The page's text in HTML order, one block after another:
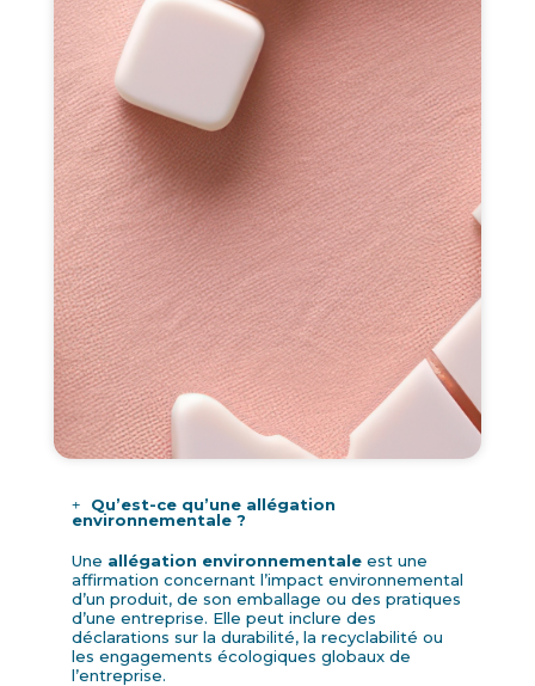
Qu’est-ce qu’une allégation
environnementale ?
Une allégation environnementale est une
affirmation concernant l’impact environnemental
d’un produit, de son emballage ou des pratiques
d’une entreprise. Elle peut inclure des
déclarations sur la durabilité, la recyclabilité ou
les engagements écologiques globaux de
l’entreprise.